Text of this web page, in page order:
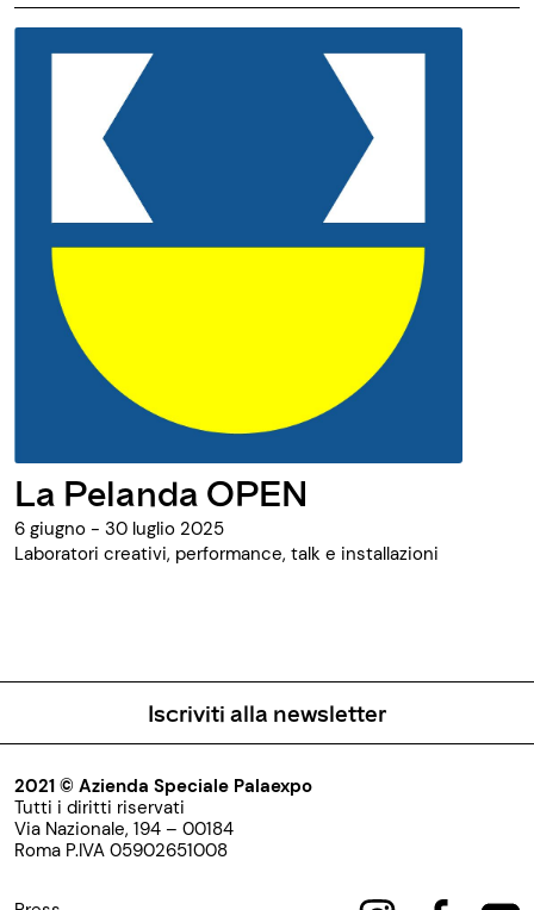
La Pelanda OPEN
6 giugno - 30 luglio 2025
Laboratori creativi, performance, talk e installazioni
Iscriviti alla newsletter
2021 © Azienda Speciale Palaexpo
Tutti i diritti riservati
Via Nazionale, 194 – 00184
Roma P.IVA 05902651008